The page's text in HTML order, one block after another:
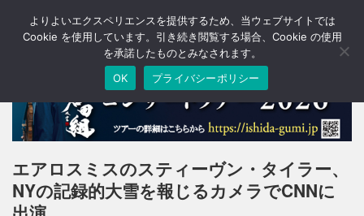
T
o
a
v
g
a
エアロスミスのスティーヴン・タイラー、
NYの記録的大雪を報じるカメラでCNNに
よりよいエクスペリエンスを提供するため、当ウェブサイトでは
Cookie を使用しています。引き続き閲覧する場合、Cookie の使用
を承諾したものとみなされます。
OK
プライバシーポリシー